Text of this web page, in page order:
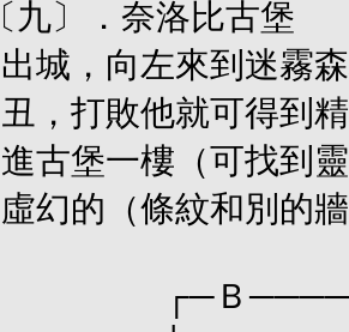
〔九〕．奈洛比古堡
出城，向左來到迷霧
丑，打敗他就可得到
進古堡一樓（可找到
虛幻的（條紋和別的
┌─Ｂ